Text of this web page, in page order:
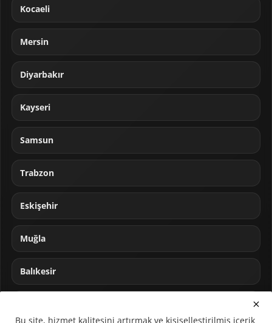
Kocaeli
Mersin
Diyarbakır
Kayseri
Samsun
Trabzon
Eskişehir
Muğla
Balıkesir
Bu site, hizmet kalitesini artırmak ve kişiselleştirilmiş içerik